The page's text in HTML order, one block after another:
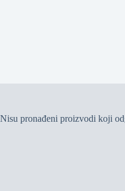
Nisu pronađeni proizvodi koji